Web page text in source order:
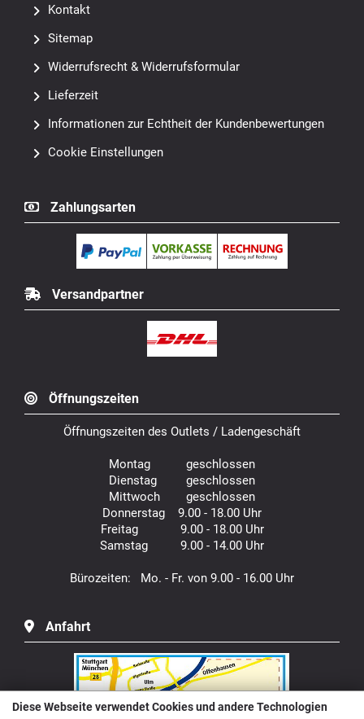
Kontakt
Sitemap
Widerrufsrecht & Widerrufsformular
Lieferzeit
Informationen zur Echtheit der Kundenbewertungen
Cookie Einstellungen
Zahlungsarten
Versandpartner
Öffnungszeiten
Öffnungszeiten des Outlets / Ladengeschäft
Montag geschlossen
Dienstag geschlossen
Mittwoch geschlossen
Donnerstag 9.00 - 18.00 Uhr
Freitag 9.00 - 18.00 Uhr
Samstag 9.00 - 14.00 Uhr
Bürozeiten: Mo. - Fr. von 9.00 - 16.00 Uhr
Anfahrt
Diese Webseite verwendet Cookies und andere Technologien